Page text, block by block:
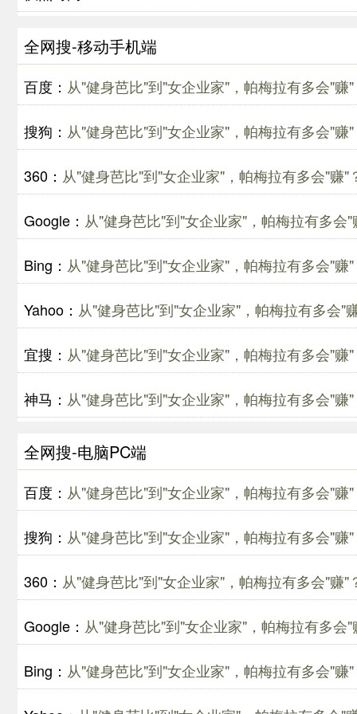
全网搜-移动手机端
百度： 从"健身芭比"到"女企业家"，帕梅拉有多会"赚"
搜狗： 从"健身芭比"到"女企业家"，帕梅拉有多会"赚"
360： 从"健身芭比"到"女企业家"，帕梅拉有多会"赚"
Google： 从"健身芭比"到"女企业家"，帕梅拉有多会"
Bing： 从"健身芭比"到"女企业家"，帕梅拉有多会"赚"
Yahoo： 从"健身芭比"到"女企业家"，帕梅拉有多会"
宜搜： 从"健身芭比"到"女企业家"，帕梅拉有多会"赚"
神马： 从"健身芭比"到"女企业家"，帕梅拉有多会"赚"
全网搜-电脑PC端
百度： 从"健身芭比"到"女企业家"，帕梅拉有多会"赚"
搜狗： 从"健身芭比"到"女企业家"，帕梅拉有多会"赚"
360： 从"健身芭比"到"女企业家"，帕梅拉有多会"赚"
Google： 从"健身芭比"到"女企业家"，帕梅拉有多会"
Bing： 从"健身芭比"到"女企业家"，帕梅拉有多会"赚"